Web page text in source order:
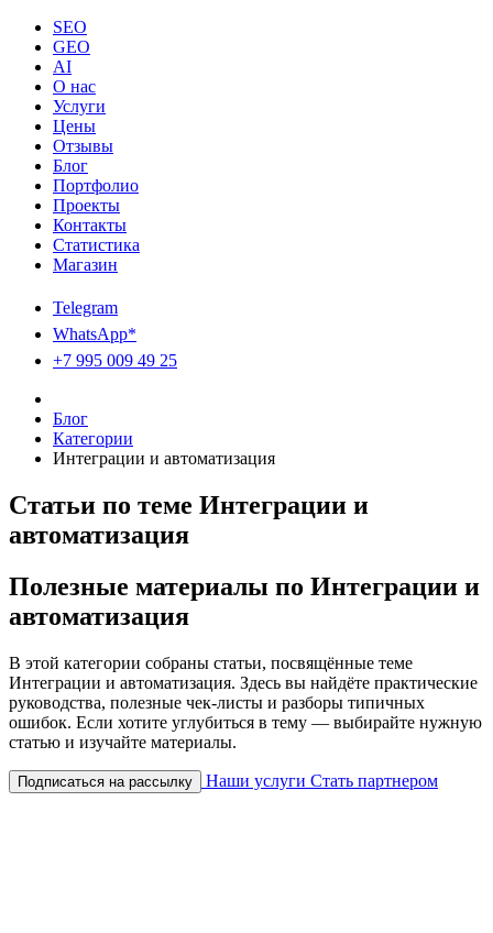
SEO
GEO
AI
О нас
Услуги
Цены
Отзывы
Блог
Портфолио
Проекты
Контакты
Статистика
Магазин
Telegram
WhatsApp*
+7 995 009 49 25
Блог
Категории
Интеграции и автоматизация
Статьи по теме Интеграции и
автоматизация
Полезные материалы по Интеграции и
автоматизация
В этой категории собраны статьи, посвящённые теме
Интеграции и автоматизация. Здесь вы найдёте практические
руководства, полезные чек-листы и разборы типичных
ошибок. Если хотите углубиться в тему — выбирайте нужную
статью и изучайте материалы.
Подписаться на рассылку Наши услуги Стать партнером